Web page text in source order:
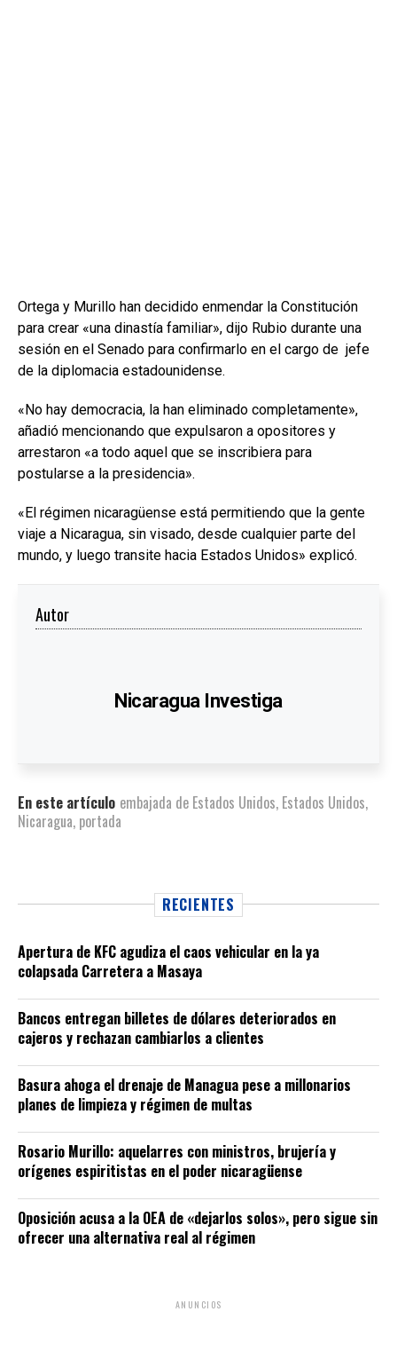
Ortega y Murillo han decidido enmendar la Constitución
para crear «una dinastía familiar», dijo Rubio durante una
sesión en el Senado para confirmarlo en el cargo de jefe
de la diplomacia estadounidense.
«No hay democracia, la han eliminado completamente»,
añadió mencionando que expulsaron a opositores y
arrestaron «a todo aquel que se inscribiera para
postularse a la presidencia».
«El régimen nicaragüense está permitiendo que la gente
viaje a Nicaragua, sin visado, desde cualquier parte del
mundo, y luego transite hacia Estados Unidos» explicó.
Autor
Nicaragua Investiga
En este artículo embajada de Estados Unidos, Estados Unidos,
Nicaragua, portada
RECIENTES
Apertura de KFC agudiza el caos vehicular en la ya
colapsada Carretera a Masaya
Bancos entregan billetes de dólares deteriorados en
cajeros y rechazan cambiarlos a clientes
Basura ahoga el drenaje de Managua pese a millonarios
planes de limpieza y régimen de multas
Rosario Murillo: aquelarres con ministros, brujería y
orígenes espiritistas en el poder nicaragüense
Oposición acusa a la OEA de «dejarlos solos», pero sigue sin
ofrecer una alternativa real al régimen
ANUNCIOS